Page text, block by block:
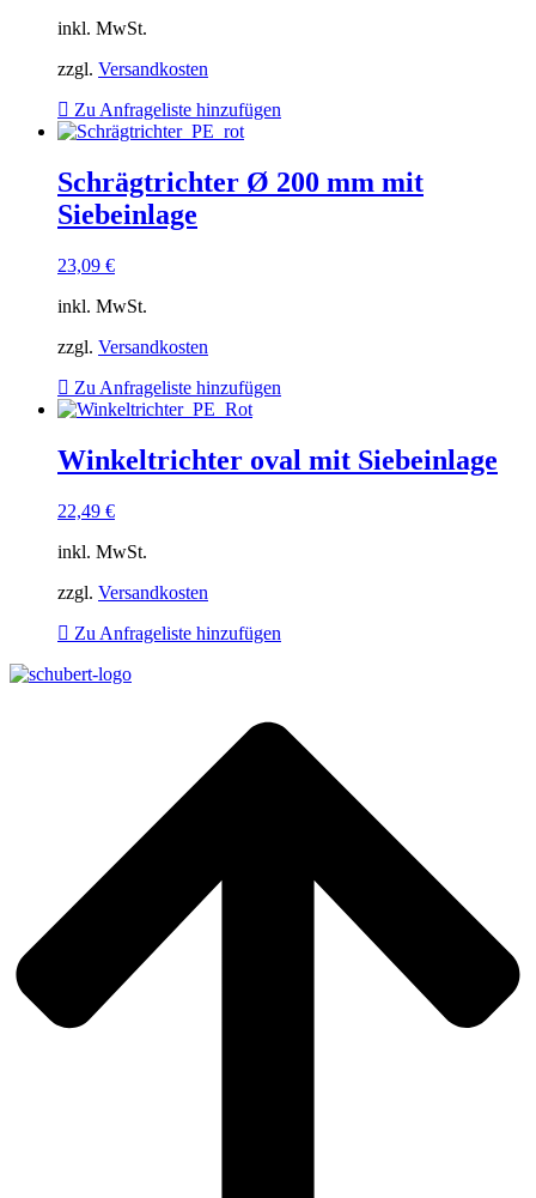
inkl. MwSt.
zzgl. Versandkosten
Zu Anfrageliste hinzufügen
Schrägtrichter Ø 200 mm mit
Siebeinlage
23,09 €
inkl. MwSt.
zzgl. Versandkosten
Zu Anfrageliste hinzufügen
Winkeltrichter oval mit Siebeinlage
22,49 €
inkl. MwSt.
zzgl. Versandkosten
Zu Anfrageliste hinzufügen